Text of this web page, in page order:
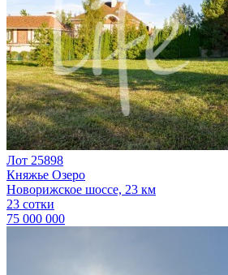
Лот 25898
Княжье Озеро
Новорижское шоссе, 23 км
23 сотки
75 000 000